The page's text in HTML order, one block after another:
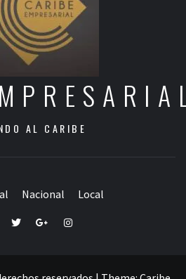
AL CARIBE
Nacional Local
TwitterGoogle+Instagram